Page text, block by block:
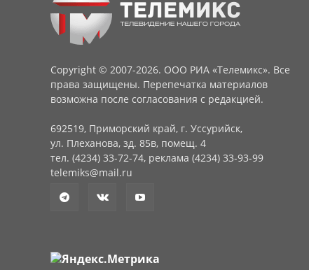
Copyright © 2007-2026. ООО РИА «Телемикс». Все
права защищены. Перепечатка материалов
возможна после согласования с редакцией.
692519, Приморский край, г. Уссурийск,
ул. Плеханова, зд. 85в, помещ. 4
тел. (4234) 33-72-74, реклама (4234) 33-93-99
telemiks@mail.ru